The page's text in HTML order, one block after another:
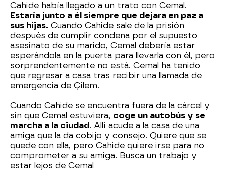
Cahide había llegado a un trato con Cemal.
Estaría junto a él siempre que dejara en paz a
sus hijas. Cuando Cahide sale de la prisión
después de cumplir condena por el supuesto
asesinato de su marido, Cemal debería estar
esperándola en la puerta para llevarla con él, pero
sorprendentemente no está. Cemal ha tenido
que regresar a casa tras recibir una llamada de
emergencia de Çilem.
Cuando Cahide se encuentra fuera de la cárcel y
sin que Cemal estuviera, coge un autobús y se
marcha a la ciudad . Allí acude a la casa de una
amiga que la da cobijo y consejo. Quiere que se
quede con ella, pero Cahide quiere irse para no
comprometer a su amiga. Busca un trabajo y
estar lejos de Cemal